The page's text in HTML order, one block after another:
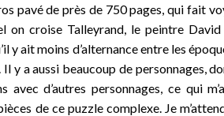
pavé de près de 750 pages, qui fait
on croise Talleyrand, le peintre
y ait moins d’alternance entre les
y a aussi beaucoup de personnages,
avec d’autres personnages, ce qui
de ce puzzle complexe. Je